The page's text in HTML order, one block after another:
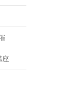
座